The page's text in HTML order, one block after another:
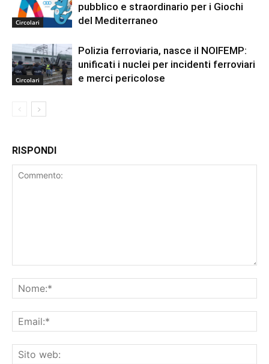
Circolari
pubblico e straordinario per i Giochi
del Mediterraneo
Circolari
Polizia ferroviaria, nasce il NOIFEMP:
unificati i nuclei per incidenti ferroviari
e merci pericolose
RISPONDI